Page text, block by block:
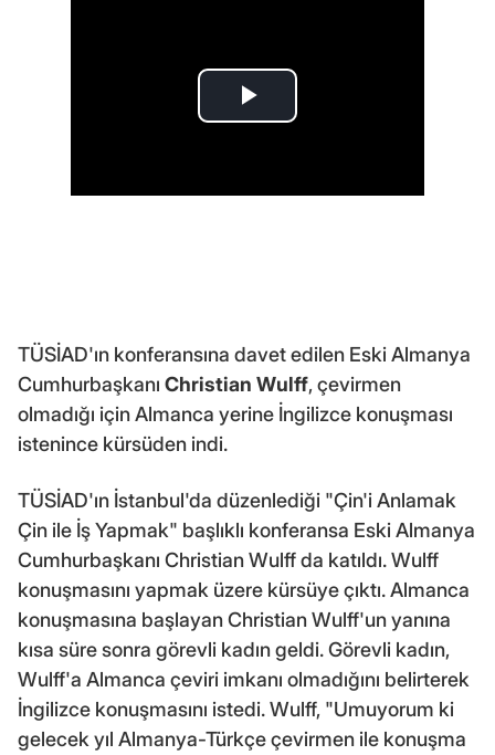
TÜSİAD'ın konferansına davet edilen Eski Almanya
Cumhurbaşkanı Christian Wulff, çevirmen
olmadığı için Almanca yerine İngilizce konuşması
istenince kürsüden indi.
TÜSİAD'ın İstanbul'da düzenlediği "Çin'i Anlamak
Çin ile İş Yapmak" başlıklı konferansa Eski Almanya
Cumhurbaşkanı Christian Wulff da katıldı. Wulff
konuşmasını yapmak üzere kürsüye çıktı. Almanca
konuşmasına başlayan Christian Wulff'un yanına
kısa süre sonra görevli kadın geldi. Görevli kadın,
Wulff'a Almanca çeviri imkanı olmadığını belirterek
İngilizce konuşmasını istedi. Wulff, "Umuyorum ki
gelecek yıl Almanya-Türkçe çevirmen ile konuşma